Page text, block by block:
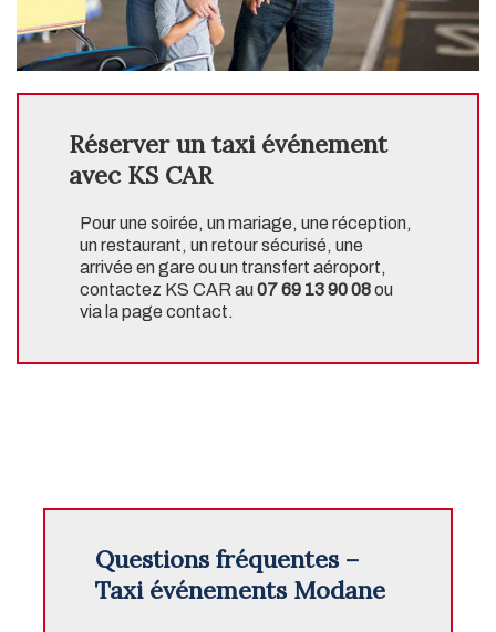
Réserver un taxi événement
avec KS CAR
Pour une soirée, un mariage, une réception,
un restaurant, un retour sécurisé, une
arrivée en gare ou un transfert aéroport,
contactez KS CAR au07 69 13 90 08ou
via la page contact.
Questions fréquentes –
Taxi événements Modane